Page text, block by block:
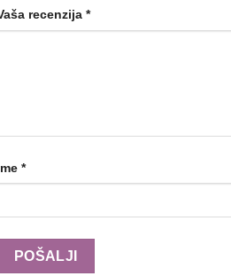
recenzija *
*